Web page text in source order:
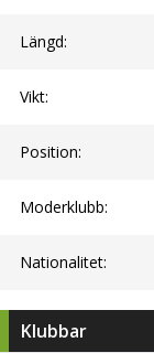
Längd:
Vikt:
Position:
Moderklubb:
Nationalitet:
Klubbar